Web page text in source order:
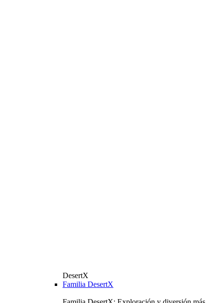
DesertX
Familia DesertX